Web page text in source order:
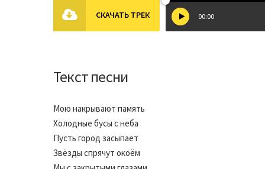
СКАЧАТЬ ТРЕК 00:00
Текст песни
Мою накрывают память
Холодные бусы с неба
Пусть город засыпает
Звёзды спрячут окоём